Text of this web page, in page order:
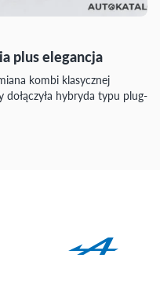
plus elegancja
kombi klasycznej
hybryda typu plug-